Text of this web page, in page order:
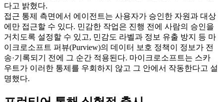
다고 밝혔다.
접근 통제 측면에서 에이전트는 사용자가 승인한 자원과 대상
에만 접근할 수 있다. 민감한 작업은 진행 전에 사람의 승인을
거치도록 설정할 수 있고, 민감도 라벨과 정보 유출 방지 등 마
이크로소프트 퍼뷰(Purview)의 데이터 보호 정책이 정보가 전
송·기록되기 전에 그 순간 적용된다. 마이크로소프트는 스카
우트가 이러한 통제를 우회하지 않고 그 안에서 작동한다고 설
명했다.